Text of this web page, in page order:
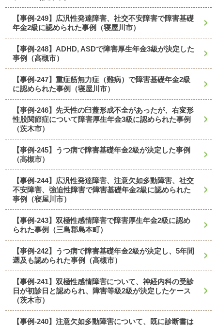
【事例-249】広汎性発達障害、社交不安障害で障害基礎
年金2級に認められた事例（寝屋川市）
【事例-248】ADHD, ASDで障害厚生年金3級が決定した
事例（高槻市）
【事例-247】重症筋無力症（難病）で障害基礎年金2級
に認められた事例（寝屋川市）
【事例-246】先天性の臼蓋形成不全があったが、右変形
性股関節症について障害厚生年金3級に認められた事例
（茨木市）
【事例-245】うつ病で障害基礎年金2級が決定した事例
（高槻市）
【事例-244】広汎性発達障害、注意欠如多動障害、社交
不安障害、強迫性障害で障害基礎年金2級に認められた
事例（寝屋川市）
【事例-243】双極性感情障害で障害厚生年金2級に認め
られた事例（三島郡島本町）
【事例-242】うつ病で障害基礎年金2級が決定し、5年間
遡及も認められた事例（高槻市）
【事例-241】双極性感情障害について、神経内科の受診
日が初診日と認められ、障害等級2級が決定したケース
（茨木市）
【事例-240】注意欠如多動障害について、既に診断書は